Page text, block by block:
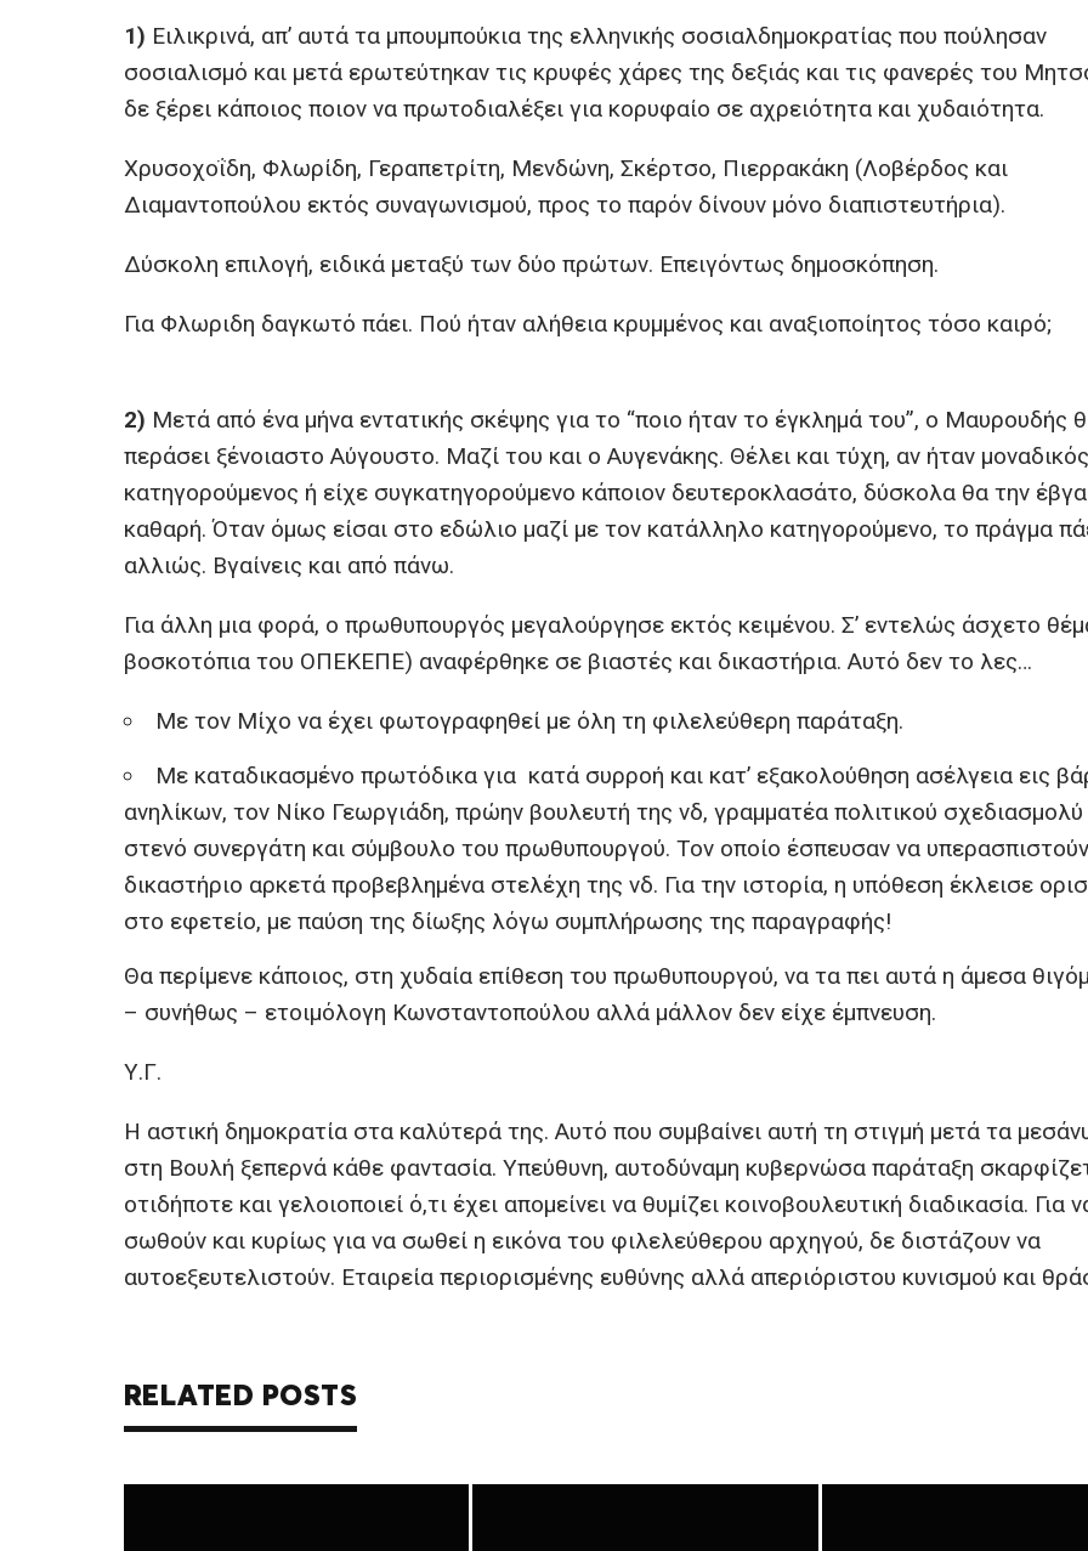
ce
b
o
k
tt
er
ail er at
s
A
p
se
n
g
1) Ειλικρινά, απ’ αυτά τα μπουμπούκια της ελληνικής σοσιαλδημοκρατίας που πούλησαν
σοσιαλισμό και μετά ερωτεύτηκαν τις κρυφές χάρες της δεξιάς και τις φανερές του
δε ξέρει κάποιος ποιον να πρωτοδιαλέξει για κορυφαίο σε αχρειότητα και χυδαιότητα.
Χρυσοχοΐδη, Φλωρίδη, Γεραπετρίτη, Μενδώνη, Σκέρτσο, Πιερρακάκη (Λοβέρδος και
Διαμαντοπούλου εκτός συναγωνισμού, προς το παρόν δίνουν μόνο διαπιστευτήρια).
Δύσκολη επιλογή, ειδικά μεταξύ των δύο πρώτων. Επειγόντως δημοσκόπηση.
Για Φλωριδη δαγκωτό πάει. Πού ήταν αλήθεια κρυμμένος και αναξιοποίητος τόσο καιρό;
2) Μετά από ένα μήνα εντατικής σκέψης για το “ποιο ήταν το έγκλημά του”, ο Μαυρουδής
περάσει ξένοιαστο Αύγουστο. Μαζί του και ο Αυγενάκης. Θέλει και τύχη, αν ήταν μοναδικός
κατηγορούμενος ή είχε συγκατηγορούμενο κάποιον δευτεροκλασάτο, δύσκολα θα την
καθαρή. Όταν όμως είσαι στο εδώλιο μαζί με τον κατάλληλο κατηγορούμενο, το πράγμα
αλλιώς. Βγαίνεις και από πάνω.
Για άλλη μια φορά, ο πρωθυπουργός μεγαλούργησε εκτός κειμένου. Σ’ εντελώς άσχετο
βοσκοτόπια του ΟΠΕΚΕΠΕ) αναφέρθηκε σε βιαστές και δικαστήρια. Αυτό δεν το λες…
Με τον Μίχο να έχει φωτογραφηθεί με όλη τη φιλελεύθερη παράταξη.
Με καταδικασμένο πρωτόδικα για κατά συρροή και κατ’ εξακολούθηση ασέλγεια εις
ανηλίκων, τον Νίκο Γεωργιάδη, πρώην βουλευτή της νδ, γραμματέα πολιτικού σχεδιασμολύ
στενό συνεργάτη και σύμβουλο του πρωθυπουργού. Τον οποίο έσπευσαν να
δικαστήριο αρκετά προβεβλημένα στελέχη της νδ. Για την ιστορία, η υπόθεση έκλεισε
στο εφετείο, με παύση της δίωξης λόγω συμπλήρωσης της παραγραφής!
Θα περίμενε κάποιος, στη χυδαία επίθεση του πρωθυπουργού, να τα πει αυτά η άμεσα
– συνήθως – ετοιμόλογη Κωνσταντοπούλου αλλά μάλλον δεν είχε έμπνευση.
Υ.Γ.
Η αστική δημοκρατία στα καλύτερά της. Αυτό που συμβαίνει αυτή τη στιγμή μετά τα
στη Βουλή ξεπερνά κάθε φαντασία. Υπεύθυνη, αυτοδύναμη κυβερνώσα παράταξη
οτιδήποτε και γελοιοποιεί ό,τι έχει απομείνει να θυμίζει κοινοβουλευτική διαδικασία. Για
σωθούν και κυρίως για να σωθεί η εικόνα του φιλελεύθερου αρχηγού, δε διστάζουν να
αυτοεξευτελιστούν. Εταιρεία περιορισμένης ευθύνης αλλά απεριόριστου κυνισμού και
RELATED POSTS